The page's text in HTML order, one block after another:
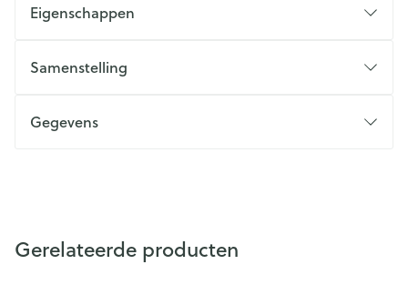
Eigenschappen
Samenstelling
Gegevens
Gerelateerde producten